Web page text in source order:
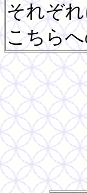
それぞ
こちら